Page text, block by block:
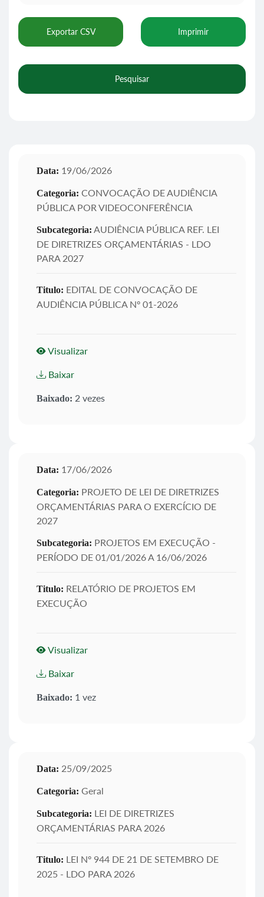
Exportar CSV Imprimir
Pesquisar
Data: 19/06/2026
Categoria: CONVOCAÇÃO DE AUDIÊNCIA
PÚBLICA POR VIDEOCONFERÊNCIA
Subcategoria: AUDIÊNCIA PÚBLICA REF. LEI
DE DIRETRIZES ORÇAMENTÁRIAS - LDO
PARA 2027
Titulo: EDITAL DE CONVOCAÇÃO DE
AUDIÊNCIA PÚBLICA Nº 01-2026
Visualizar
Baixar
Baixado: 2 vezes
Data: 17/06/2026
Categoria: PROJETO DE LEI DE DIRETRIZES
ORÇAMENTÁRIAS PARA O EXERCÍCIO DE
2027
Subcategoria: PROJETOS EM EXECUÇÃO -
PERÍODO DE 01/01/2026 A 16/06/2026
Titulo: RELATÓRIO DE PROJETOS EM
EXECUÇÃO
Visualizar
Baixar
Baixado: 1 vez
Data: 25/09/2025
Categoria: Geral
Subcategoria: LEI DE DIRETRIZES
ORÇAMENTÁRIAS PARA 2026
Titulo: LEI Nº 944 DE 21 DE SETEMBRO DE
2025 - LDO PARA 2026